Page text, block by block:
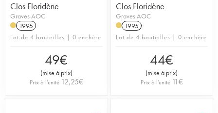
Clos Floridène
Graves AOC
1995
Lot de 4 bouteilles | 0 enchère
49€
(mise à prix)
Prix à l'unité 12,25€
Clos Floridène
Graves AOC
1995
Lot de 4 bouteilles | 0 enchère
44€
(mise à prix)
Prix à l'unité 11€